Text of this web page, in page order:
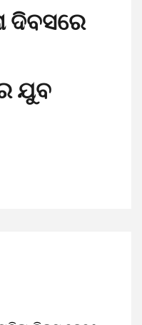
ଦିବସରେ
ଯୁବ